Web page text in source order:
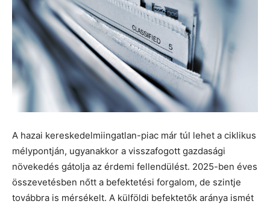
A hazai kereskedelmiingatlan-piac már túl lehet a ciklikus
mélypontján, ugyanakkor a visszafogott gazdasági
növekedés gátolja az érdemi fellendülést. 2025-ben éves
összevetésben nőtt a befektetési forgalom, de szintje
továbbra is mérsékelt. A külföldi befektetők aránya ismét